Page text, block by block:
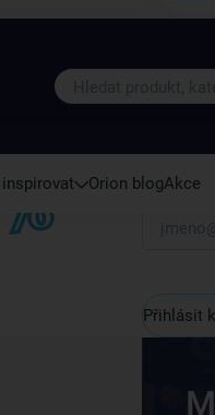
Orion blogAkce
Váš e-mail
Přihlásit